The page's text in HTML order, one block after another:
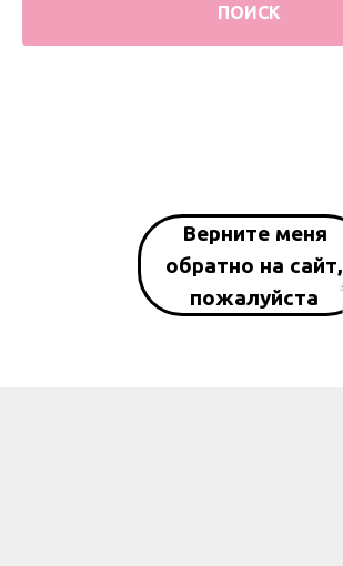
ПОИСК
Верните меня
обратно на сайт,
пожалуйста